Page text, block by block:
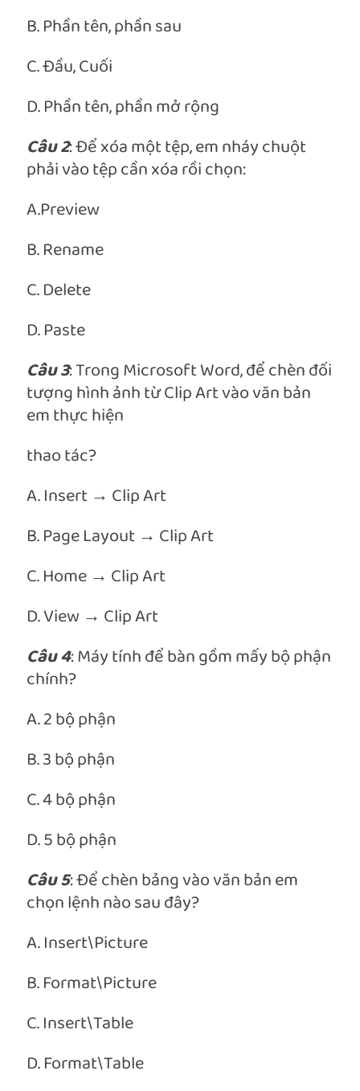
B. Phần tên, phần sau
C. Đầu, Cuối
D. Phần tên, phần mở rộng
Câu 2: Để xóa một tệp, em nháy chuột
phải vào tệp cần xóa rồi chọn:
A.Preview
B. Rename
C. Delete
D. Paste
Câu 3: Trong Microsoft Word, để chèn đối
tượng hình ảnh từ Clip Art vào văn bản
em thực hiện
thao tác?
A. Insert → Clip Art
B. Page Layout → Clip Art
C. Home → Clip Art
D. View → Clip Art
Câu 4: Máy tính để bàn gồm mấy bộ phận
chính?
A. 2 bộ phận
B. 3 bộ phận
C. 4 bộ phận
D. 5 bộ phận
Câu 5: Để chèn bảng vào văn bản em
chọn lệnh nào sau đây?
A. Insert\Picture
B. Format\Picture
C. Insert\Table
D. Format\Table